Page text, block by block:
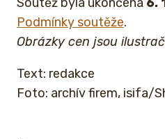
Podmínky soutěže.
Obrázky cen jsou
Text: redakce
Foto: archív firem, isifa/